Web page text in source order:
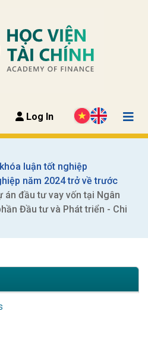
Log In
luận tốt nghiệp
năm 2024 trở về trước
án đầu tư vay vốn tại Ngân
Đầu tư và Phát triển - Chi